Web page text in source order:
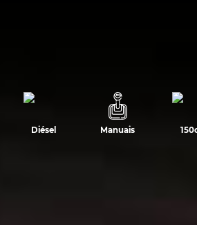
Diésel Manuais